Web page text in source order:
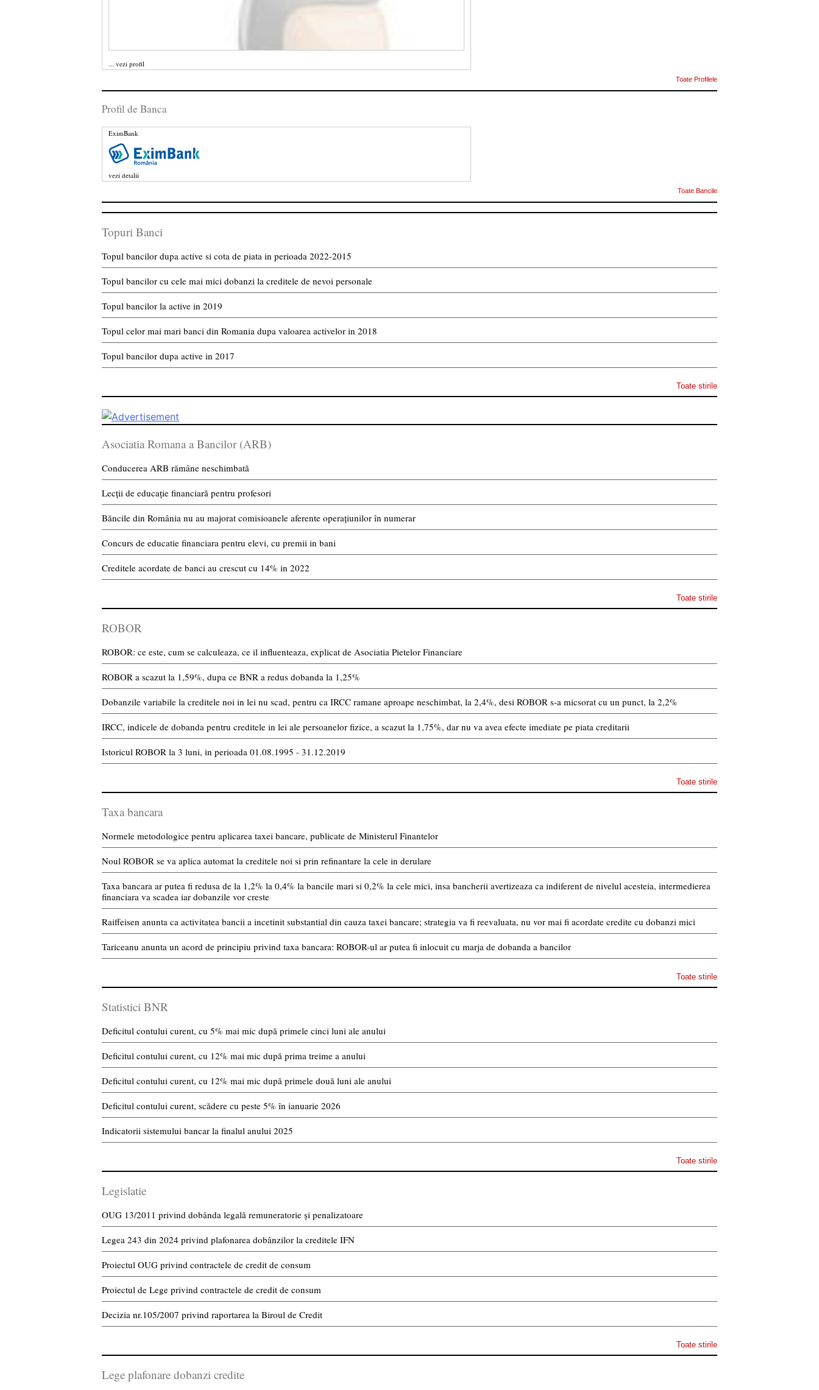
... vezi profil
Toate Profilele
Profil de Banca
EximBank
vezi detalii
Toate Bancile
Topuri Banci
Topul bancilor dupa active si cota de piata in perioada 2022-2015
Topul bancilor cu cele mai mici dobanzi la creditele de nevoi personale
Topul bancilor la active in 2019
Topul celor mai mari banci din Romania dupa valoarea activelor in 2018
Topul bancilor dupa active in 2017
Toate stirile
Asociatia Romana a Bancilor (ARB)
Conducerea ARB rămâne neschimbată
Lecții de educație financiară pentru profesori
Băncile din România nu au majorat comisioanele aferente operațiunilor în numerar
Concurs de educatie financiara pentru elevi, cu premii in bani
Creditele acordate de banci au crescut cu 14% in 2022
Toate stirile
ROBOR
ROBOR: ce este, cum se calculeaza, ce il influenteaza, explicat de Asociatia Pietelor Financiare
ROBOR a scazut la 1,59%, dupa ce BNR a redus dobanda la 1,25%
Dobanzile variabile la creditele noi in lei nu scad, pentru ca IRCC ramane aproape neschimbat, la 2,4%, desi ROBOR s-a micsorat cu un punct, la 2,2%
IRCC, indicele de dobanda pentru creditele in lei ale persoanelor fizice, a scazut la 1,75%, dar nu va avea efecte imediate pe piata creditarii
Istoricul ROBOR la 3 luni, in perioada 01.08.1995 - 31.12.2019
Toate stirile
Taxa bancara
Normele metodologice pentru aplicarea taxei bancare, publicate de Ministerul Finantelor
Noul ROBOR se va aplica automat la creditele noi si prin refinantare la cele in derulare
Taxa bancara ar putea fi redusa de la 1,2% la 0,4% la bancile mari si 0,2% la cele mici, insa bancherii avertizeaza ca indiferent de nivelul acesteia, intermedierea
financiara va scadea iar dobanzile vor creste
Raiffeisen anunta ca activitatea bancii a incetinit substantial din cauza taxei bancare; strategia va fi reevaluata, nu vor mai fi acordate credite cu dobanzi mici
Tariceanu anunta un acord de principiu privind taxa bancara: ROBOR-ul ar putea fi inlocuit cu marja de dobanda a bancilor
Toate stirile
Statistici BNR
Deficitul contului curent, cu 5% mai mic după primele cinci luni ale anului
Deficitul contului curent, cu 12% mai mic după prima treime a anului
Deficitul contului curent, cu 12% mai mic după primele două luni ale anului
Deficitul contului curent, scădere cu peste 5% în ianuarie 2026
Indicatorii sistemului bancar la finalul anului 2025
Toate stirile
Legislatie
OUG 13/2011 privind dobânda legală remuneratorie și penalizatoare
Legea 243 din 2024 privind plafonarea dobânzilor la creditele IFN
Proiectul OUG privind contractele de credit de consum
Proiectul de Lege privind contractele de credit de consum
Decizia nr.105/2007 privind raportarea la Biroul de Credit
Toate stirile
Lege plafonare dobanzi credite